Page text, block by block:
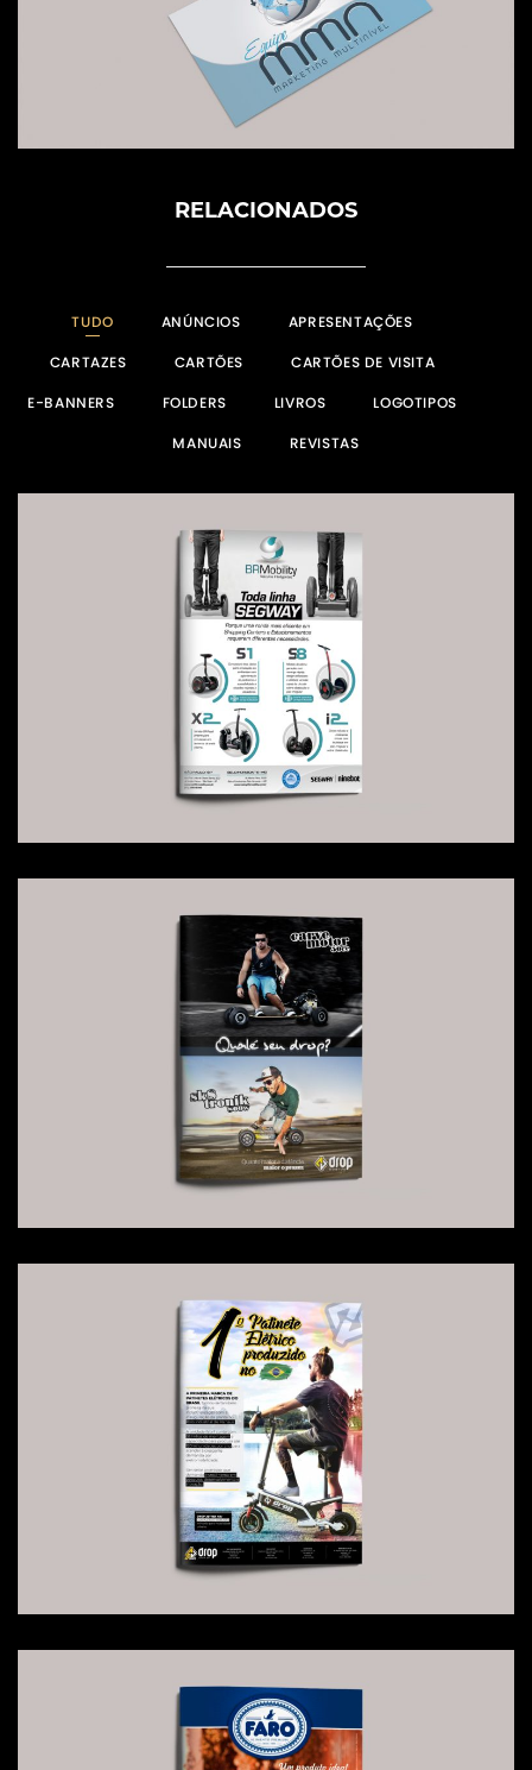
RELACIONADOS
TUDO ANÚNCIOS
APRESENTAÇÕES
CARTAZES
CARTÕES
CARTÕES DE VISITA
E-BANNERS
FOLDERS LIVROS
LOGOTIPOS
MANUAIS
REVISTAS